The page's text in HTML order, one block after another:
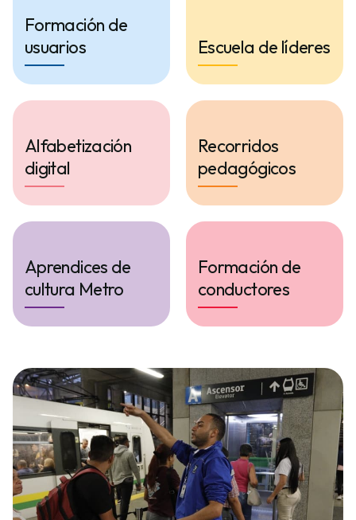
Formación de
usuarios
Escuela de líderes
Alfabetización
digital
Recorridos
pedagógicos
Aprendices de
cultura Metro
Formación de
conductores